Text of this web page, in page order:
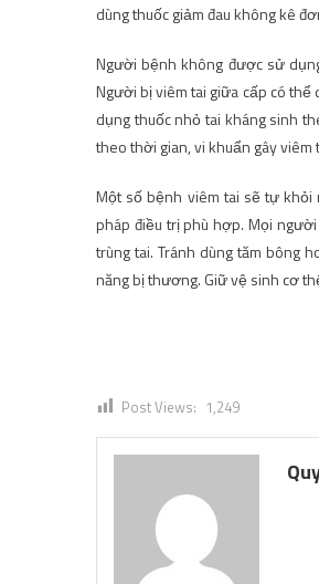
dùng thuốc giảm đau không kê
Người bệnh không được sử
Người bị viêm tai giữa cấp có thể
dụng thuốc nhỏ tai kháng sinh
theo thời gian, vi khuẩn gây
Một số bệnh viêm tai sẽ tự
pháp điều trị phù hợp. Mọi
trùng tai. Tránh dùng tăm bông
năng bị thương. Giữ vệ sinh cơ
Post Views: 1,249